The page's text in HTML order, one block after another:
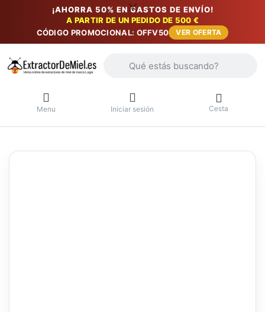
¡AHORRA 50% EN GASTOS DE ENVÍO!
A PARTIR DE UN PEDIDO DE 500 €
CÓDIGO PROMOCIONAL: OFFV50
VER OFERTA
Menu Iniciar sesión Cesta